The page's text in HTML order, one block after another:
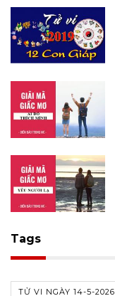
Tags
TỬ VI NGÀY 14-5-2026